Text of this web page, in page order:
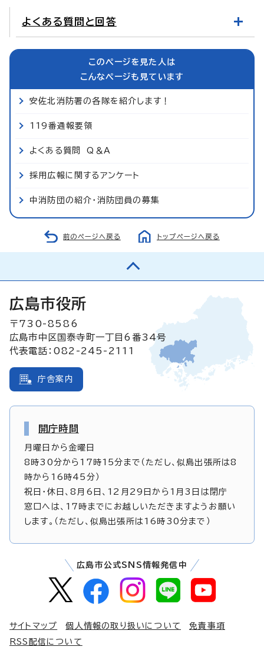
よくある質問と回答
このページを見た人は
こんなページも見ています
安佐北消防署の各隊を紹介します！
119番通報要領
よくある質問 Q＆A
採用広報に関するアンケート
中消防団の紹介・消防団員の募集
前のページへ戻る トップページへ戻る
広島市役所
〒730-8586
広島市中区国泰寺町一丁目6番34号
代表電話：082-245-2111
庁舎案内
開庁時間
月曜日から金曜日
8時30分から17時15分まで（ただし、似島出張所は8
時から16時45分）
祝日・休日、8月6日、12月29日から1月3日は閉庁
窓口へは、17時までにお越しいただきますようお願い
します。（ただし、似島出張所は16時30分まで）
広島市公式SNS情報発信中
サイトマップ 個人情報の取り扱いについて
免責事項
RSS配信について